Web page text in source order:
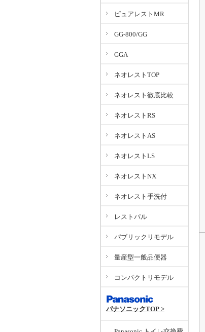
ピュアレストMR
GG-800/GG
GGA
ネオレストTOP
ネオレスト徹底比較
ネオレストRS
ネオレストAS
ネオレストLS
ネオレストNX
ネオレスト手洗付
レストパル
パブリックリモデル
量産型一般品便器
コンパクトリモデル
パナソニックTOP >